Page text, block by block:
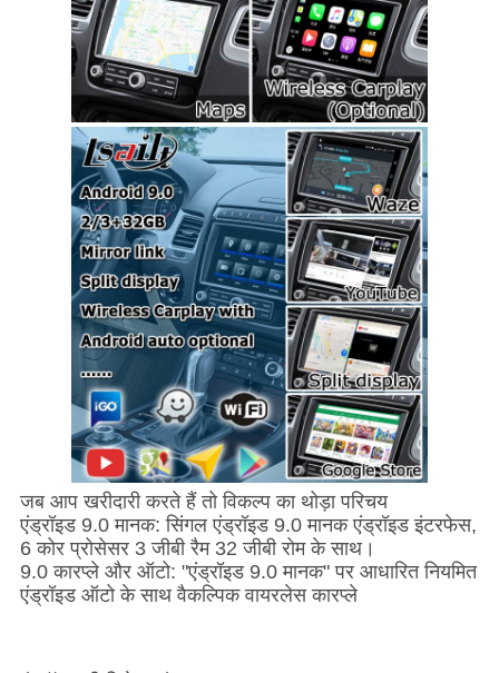
जब आप खरीदारी करते हैं तो विकल्प का थोड़ा परिचय
एंड्रॉइड 9.0 मानक: सिंगल एंड्रॉइड 9.0 मानक एंड्रॉइड इंटरफेस,
6 कोर प्रोसेसर 3 जीबी रैम 32 जीबी रोम के साथ।
9.0 कारप्ले और ऑटो: "एंड्रॉइड 9.0 मानक" पर आधारित नियमित
एंड्रॉइड ऑटो के साथ वैकल्पिक वायरलेस कारप्ले